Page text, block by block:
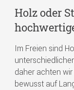
Holz oder
Im Freien sind
daher achten
bewusst auf